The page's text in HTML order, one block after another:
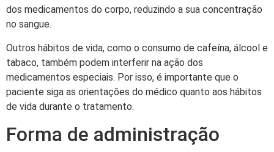
dos medicamentos do corpo, reduzindo a sua concentração
no sangue.
Outros hábitos de vida, como o consumo de cafeína, álcool e
tabaco, também podem interferir na ação dos
medicamentos especiais. Por isso, é importante que o
paciente siga as orientações do médico quanto aos hábitos
de vida durante o tratamento.
Forma de administração